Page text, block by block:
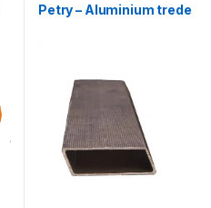
Petry – Aluminium trede